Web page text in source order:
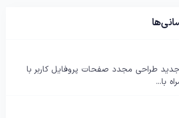
امکانات جدید طراحی مجدد صفحات پروفایل کاربر با
با...